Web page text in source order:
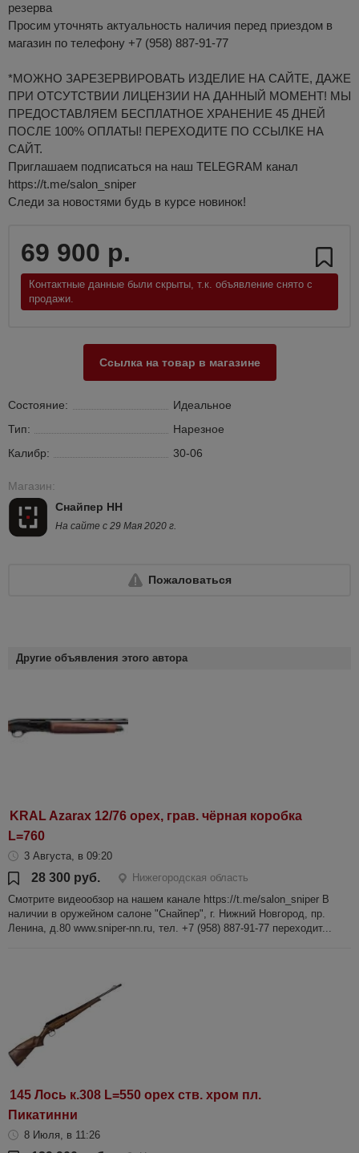
резерва
Просим уточнять актуальность наличия перед приездом в
магазин по телефону +7 (958) 887-91-77
*МОЖНО ЗАРЕЗЕРВИРОВАТЬ ИЗДЕЛИЕ НА САЙТЕ, ДАЖЕ
ПРИ ОТСУТСТВИИ ЛИЦЕНЗИИ НА ДАННЫЙ МОМЕНТ! МЫ
ПРЕДОСТАВЛЯЕМ БЕСПЛАТНОЕ ХРАНЕНИЕ 45 ДНЕЙ
ПОСЛЕ 100% ОПЛАТЫ! ПЕРЕХОДИТЕ ПО ССЫЛКЕ НА
САЙТ.
Приглашаем подписаться на наш TELEGRAM канал
https://t.me/salon_sniper
Следи за новостями будь в курсе новинок!
69 900 р.
Контактные данные были скрыты, т.к. объявление снято с
продажи.
Ссылка на товар в магазине
Состояние:
Идеальное
Тип:
Нарезное
Калибр:
30-06
Магазин:
Снайпер НН
На сайте с 29 Мая 2020 г.
Пожаловаться
Другие объявления этого автора
KRAL Azarax 12/76 орех, грав. чёрная коробка
L=760
3 Августа, в 09:20
28 300 руб.
Нижегородская область
Смотрите видеообзор на нашем канале https://t.me/salon_sniper В
наличии в оружейном салоне "Снайпер", г. Нижний Новгород, пр.
Ленина, д.80 www.sniper-nn.ru, тел. +7 (958) 887-91-77 переходит...
145 Лось к.308 L=550 орех ств. хром пл.
Пикатинни
8 Июля, в 11:26